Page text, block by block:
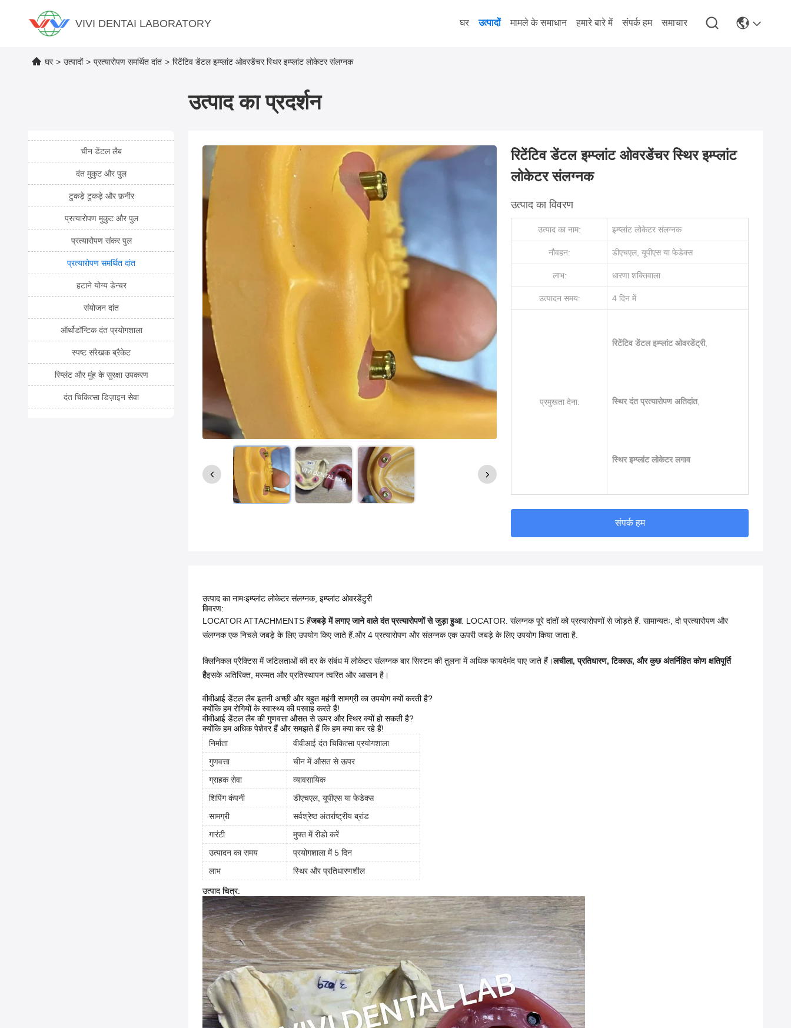
VIVI DENTAI LABORATORY घर उत्पादों मामले के समाधान हमारे बारे में संपर्क हम समाचार
घर > उत्पादों > प्रत्यारोपण समर्थित दांत > रिटेंटिव डेंटल इम्प्लांट ओवरडेंचर स्थिर इम्प्लांट लोकेटर संलग्नक
उत्पाद का प्रदर्शन
चीन डेंटल लैब
दंत मुकुट और पुल
टुकड़े टुकड़े और फ़नीर
प्रत्यारोपण मुकुट और पुल
प्रत्यारोपण संकर पुल
प्रत्यारोपण समर्थित दांत
हटाने योग्य डेन्चर
संयोजन दांत
ऑर्थोडॉन्टिक दंत प्रयोगशाला
स्पष्ट संरेखक ब्रैकेट
स्प्लिंट और मुंह के सुरक्षा उपकरण
दंत चिकित्सा डिज़ाइन सेवा
रिटेंटिव डेंटल इम्प्लांट ओवरडेंचर स्थिर इम्प्लांट
लोकेटर संलग्नक
उत्पाद का विवरण
उत्पाद का नाम: इम्प्लांट लोकेटर संलग्नक
नौवहन: डीएचएल, यूपीएस या फेडेक्स
लाभ: धारणा शक्तिवाला
उत्पादन समय: 4 दिन में
प्रमुखता देना:
रिटेंटिव डेंटल इम्प्लांट ओवरडेंट्री,
स्थिर दंत प्रत्यारोपण अतिदांत,
स्थिर इम्प्लांट लोकेटर लगाव
संपर्क हम
उत्पाद का नामःइम्प्लांट लोकेटर संलग्नक, इम्प्लांट ओवरडेंटुरी
विवरण:
LOCATOR ATTACHMENTS हैंजबड़े में लगाए जाने वाले दंत प्रत्यारोपणों से जुड़ा हुआ. LOCATOR. संलग्नक पूरे दांतों को प्रत्यारोपणों से जोड़ते हैं. सामान्यतः, दो प्रत्यारोपण और
संलग्नक एक निचले जबड़े के लिए उपयोग किए जाते हैं.और 4 प्रत्यारोपण और संलग्नक एक ऊपरी जबड़े के लिए उपयोग किया जाता है.
क्लिनिकल प्रैक्टिस में जटिलताओं की दर के संबंध में लोकेटर संलग्नक बार सिस्टम की तुलना में अधिक फायदेमंद पाए जाते हैं।लचीला, प्रतिधारण, टिकाऊ, और कुछ अंतर्निहित कोण क्षतिपूर्ति
हैइसके अतिरिक्त, मरम्मत और प्रतिस्थापन त्वरित और आसान है।
वीवीआई डेंटल लैब इतनी अच्छी और बहुत महंगी सामग्री का उपयोग क्यों करती है?
क्योंकि हम रोगियों के स्वास्थ्य की परवाह करते हैं!
वीवीआई डेंटल लैब की गुणवत्ता औसत से ऊपर और स्थिर क्यों हो सकती है?
क्योंकि हम अधिक पेशेवर हैं और समझते हैं कि हम क्या कर रहे हैं!
निर्माता
वीवीआई दंत चिकित्सा प्रयोगशाला
गुणवत्ता
चीन में औसत से ऊपर
ग्राहक सेवा
व्यावसायिक
शिपिंग कंपनी
डीएचएल, यूपीएस या फेडेक्स
सामग्री
सर्वश्रेष्ठ अंतर्राष्ट्रीय ब्रांड
गारंटी
मुफ्त में रीडो करें
उत्पादन का समय
प्रयोगशाला में 5 दिन
लाभ
स्थिर और प्रतिधारणशील
उत्पाद चित्र: